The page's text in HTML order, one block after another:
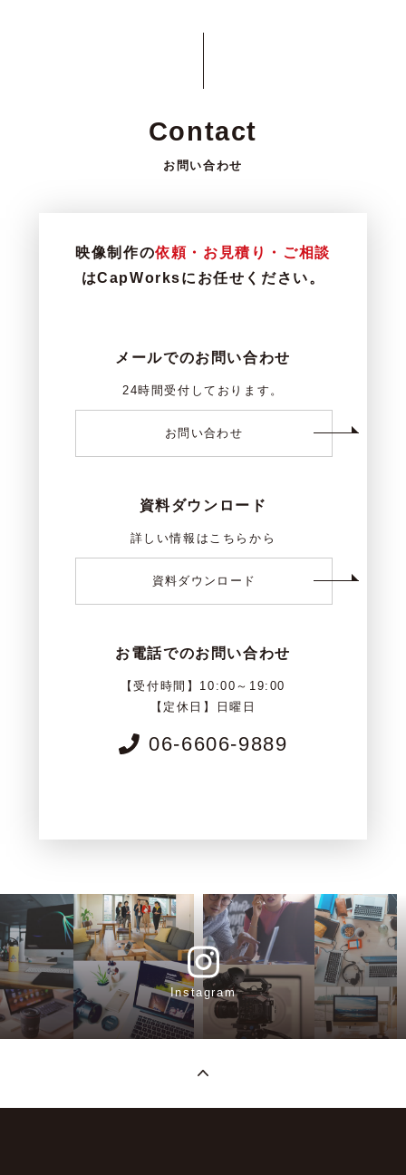
Contact
お問い合わせ
映像制作の依頼・お見積り・ご相談
はCapWorksにお任せください。
メールでのお問い合わせ
24時間受付しております。
お問い合わせ
資料ダウンロード
詳しい情報はこちらから
資料ダウンロード
お電話でのお問い合わせ
【受付時間】10:00～19:00
【定休日】日曜日
06-6606-9889
Instagram